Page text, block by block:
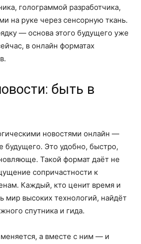
голограммой разработчика,
на руке через сенсорную ткань.
— основа этого будущего уже
в онлайн форматах
быть в
новостями онлайн —
будущего. Это удобно, быстро,
Такой формат даёт не
сопричастности к
Каждый, кто ценит время и
мир высоких технологий, найдёт
спутника и гида.
а вместе с ним — и